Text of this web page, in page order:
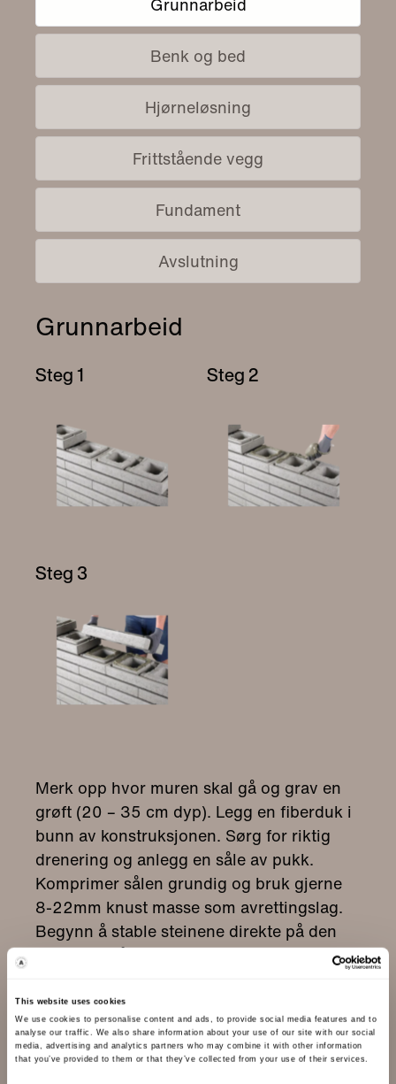
This website uses cookies
We use cookies to personalise content and ads, to provide social media features and to
analyse our traffic. We also share information about your use of our site with our social
media, advertising and analytics partners who may combine it with other information
that you’ve provided to them or that they’ve collected from your use of their services.